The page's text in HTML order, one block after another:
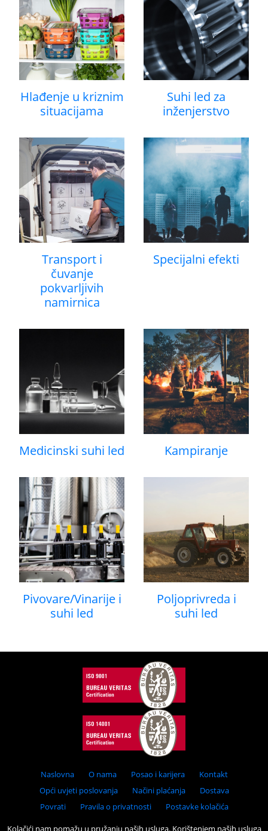
Hlađenje u kriznim
situacijama
Suhi led za
inženjerstvo
Transport i
čuvanje
pokvarljivih
namirnica
Specijalni efekti
Medicinski suhi led Kampiranje
Pivovare/Vinarije i
suhi led
Poljoprivreda i
suhi led
Naslovna O nama Posao i karijera
Kontakt
Opći uvjeti poslovanja
Načini plaćanja
Dostava
Povrati
Pravila o privatnosti Postavke kolačića
Kolačići nam pomažu u pružanju naših usluga. Korištenjem naših usluga